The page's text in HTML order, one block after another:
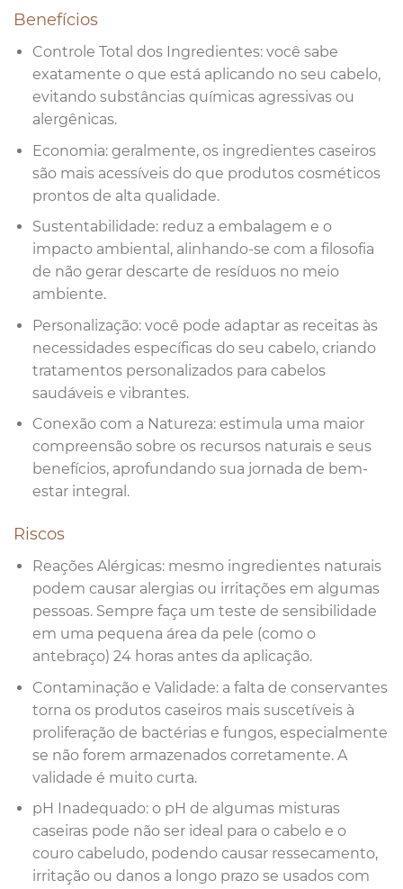
Benefícios
Controle Total dos Ingredientes: você sabe
exatamente o que está aplicando no seu cabelo,
evitando substâncias químicas agressivas ou
alergênicas.
Economia: geralmente, os ingredientes caseiros
são mais acessíveis do que produtos cosméticos
prontos de alta qualidade.
Sustentabilidade: reduz a embalagem e o
impacto ambiental, alinhando-se com a filosofia
de não gerar descarte de resíduos no meio
ambiente.
Personalização: você pode adaptar as receitas às
necessidades específicas do seu cabelo, criando
tratamentos personalizados para cabelos
saudáveis e vibrantes.
Conexão com a Natureza: estimula uma maior
compreensão sobre os recursos naturais e seus
benefícios, aprofundando sua jornada de bem-
estar integral.
Riscos
Reações Alérgicas: mesmo ingredientes naturais
podem causar alergias ou irritações em algumas
pessoas. Sempre faça um teste de sensibilidade
em uma pequena área da pele (como o
antebraço) 24 horas antes da aplicação.
Contaminação e Validade: a falta de conservantes
torna os produtos caseiros mais suscetíveis à
proliferação de bactérias e fungos, especialmente
se não forem armazenados corretamente. A
validade é muito curta.
pH Inadequado: o pH de algumas misturas
caseiras pode não ser ideal para o cabelo e o
couro cabeludo, podendo causar ressecamento,
irritação ou danos a longo prazo se usados com